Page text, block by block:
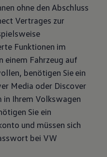
ohne den Abschluss
Vertrages zur
Funktionen im
Fahrzeug auf
benötigen Sie ein
Media oder Discover
in Ihrem Volkswagen
Sie ein
und müssen sich
bei VW